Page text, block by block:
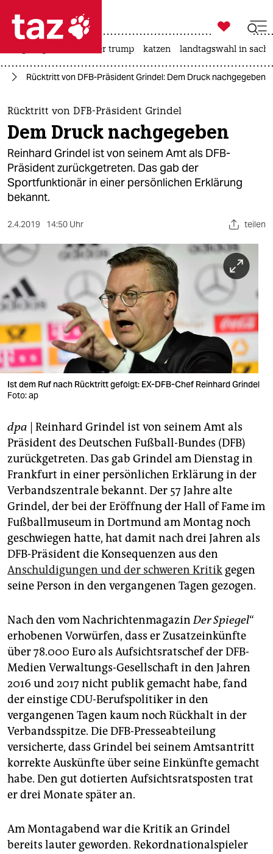
 taz zahl ich
taz zahl ich
themen
politik
öko
gesellschaft
kultur
sport
berlin
nord
wahrheit
verlag
verlag
shop
fragen & hilfe
unterstützen
abo
genossenschaft
epaper login

taz zahl ich
usa unter trump katzen landtagswahl in
Rücktritt von DFB-Präsident Grindel: Dem Druck nachgegeben
Rücktritt von DFB-Präsident Grindel
Dem Druck nachgegeben
Reinhard Grindel ist von seinem Amt als DFB-
Präsident zurückgetreten. Das gab der
Sportfunktionär in einer persönlichen Erklärung
bekannt.
2.4.2019 14:50 Uhr teilen
Ist dem Ruf nach Rücktritt gefolgt: EX-DFB-Chef Reinhard Grindel
Foto: ap
dpa | Reinhard Grindel ist von seinem Amt als
Präsident des Deutschen Fußball-Bundes (DFB)
zurückgetreten. Das gab Grindel am Dienstag in
Frankfurt in einer persönlichen Erklärung in der
Verbandszentrale bekannt. Der 57 Jahre alte
Grindel, der bei der Eröffnung der Hall of Fame im
Fußballmuseum in Dortmund am Montag noch
geschwiegen hatte, hat damit nach drei Jahren als
DFB-Präsident die Konsequenzen aus den
Anschuldigungen und der schweren Kritik gegen
seine Person in den vergangenen Tagen gezogen.
Nach den vom NachrichtenmagazinDer Spiegel“
erhobenen Vorwürfen, dass er Zusatzeinkünfte
über 78.000 Euro als Aufsichtsratschef der DFB-
Medien Verwaltungs-Gesellschaft in den Jahren
2016 und 2017 nicht publik gemacht habe, fand
der einstige CDU-Berufspolitiker in den
vergangenen Tagen kaum noch Rückhalt in der
Verbandsspitze. Die DFB-Presseabteilung
versicherte, dass Grindel bei seinem Amtsantritt
korrekte Auskünfte über seine Einkünfte gemacht
habe. Den gut dotierten Aufsichtsratsposten trat
er drei Monate später an.
Am Montagabend war die Kritik an Grindel
bereits lauter geworden. Rekordnationalspieler